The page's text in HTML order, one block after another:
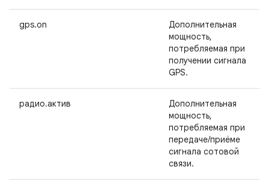
gps.on
Дополнительная
мощность,
потребляемая при
получении сигнала
GPS.
радио.актив
Дополнительная
мощность,
потребляемая при
передаче/приёме
сигнала сотовой
связи.